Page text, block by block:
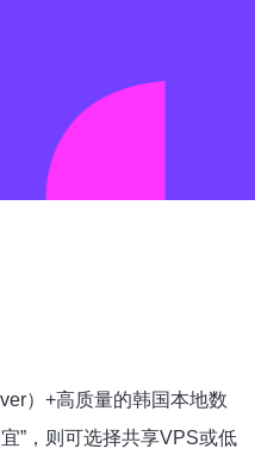
）+高质量的韩国本地数
”，则可选择共享VPS或低